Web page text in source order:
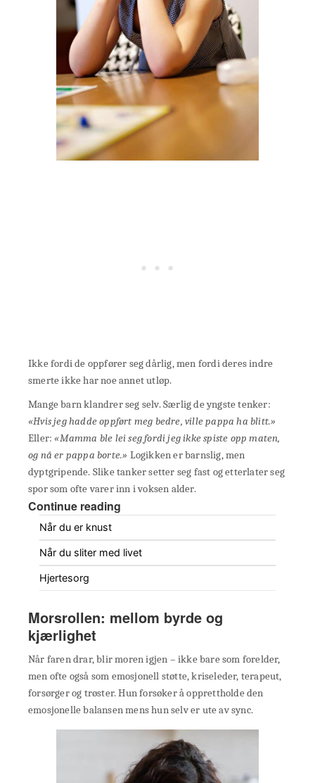
Ikke fordi de oppfører seg dårlig, men fordi deres indre
smerte ikke har noe annet utløp.
Mange barn klandrer seg selv. Særlig de yngste tenker:
«Hvis jeg hadde oppført meg bedre, ville pappa ha blitt.»
Eller:«Mamma ble lei seg fordi jeg ikke spiste opp maten,
og nå er pappa borte.» Logikken er barnslig, men
dyptgripende. Slike tanker setter seg fast og etterlater seg
spor som ofte varer inn i voksen alder.
Continue reading
Når du er knust
Når du sliter med livet
Hjertesorg
Morsrollen: mellom byrde og
kjærlighet
Når faren drar, blir moren igjen – ikke bare som forelder,
men ofte også som emosjonell støtte, kriseleder, terapeut,
forsørger og trøster. Hun forsøker å opprettholde den
emosjonelle balansen mens hun selv er ute av sync.